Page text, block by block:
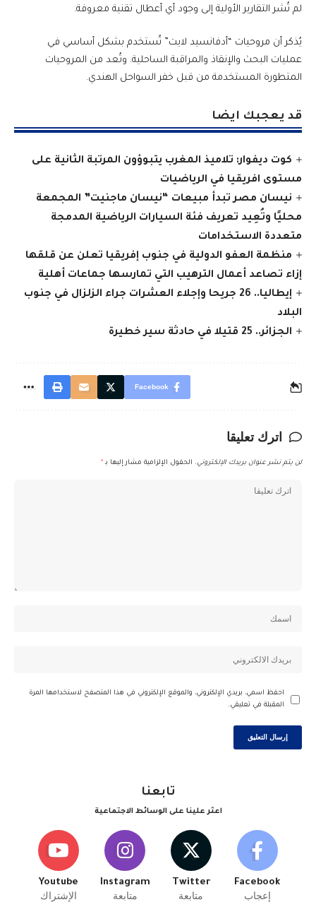
لم تُشر التقارير الأولية إلى وجود أي أعطال تقنية معروفة.
يُذكر أن مروحيات “أدفانسيد لايت” تُستخدم بشكل أساسي في
عمليات البحث والإنقاذ والمراقبة الساحلية. وتُعد من المروحيات
المتطورة المستخدمة من قبل خفر السواحل الهندي.
قد يعجبك ايضا
كوت ديفوار: تلاميذ المغرب يتبوؤون المرتبة الثانية على
مستوى افريقيا في الرياضيات
نيسان مصر تبدأ مبيعات “نيسان ماجنيت” المجمعة
محليًا وتُعِيد تعريف فئة السيارات الرياضية المدمجة
متعددة الاستخدامات
منظمة العفو الدولية في جنوب إفريقيا تعلن عن قلقها
إزاء تصاعد أعمال الترهيب التي تمارسها جماعات أهلية
إيطاليا.. 26 جريحا وإجلاء العشرات جراء الزلزال في جنوب
البلاد
الجزائر.. 25 قتيلا في حادثة سير خطيرة
Facebook
اترك تعليقا
لن يتم نشر عنوان بريدك الإلكتروني. الحقول الإلزامية مشار إليها بـ *
احفظ اسمي، بريدي الإلكتروني، والموقع الإلكتروني في هذا المتصفح لاستخدامها المرة
المقبلة في تعليقي.
تابعنا
اعثر علينا على الوسائط الاجتماعية
Facebook
إعجاب
Twitter
متابعة
Instagram
متابعة
Youtube
الإشتراك